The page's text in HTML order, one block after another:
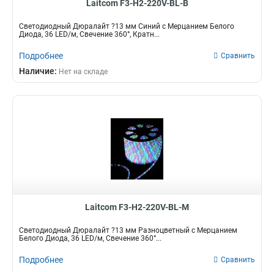
Laitcom F3-H2-220V-BL-B
Светодиодный Дюралайт ?13 мм Синий с Мерцанием Белого
Диода, 36 LED/м, Свечение 360°, Кратн...
Подробнее Сравнить
Наличие: Нет на складе
Laitcom F3-H2-220V-BL-M
Светодиодный Дюралайт ?13 мм Разноцветный с Мерцанием
Белого Диода, 36 LED/м, Свечение 360°...
Подробнее Сравнить